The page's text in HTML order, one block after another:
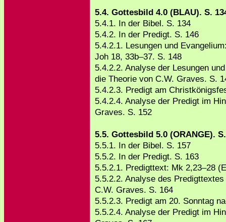
5.4. Gottesbild 4.0 (BLAU). S.
5.4.1. In der Bibel. S. 134
5.4.2. In der Predigt. S. 146
5.4.2.1. Lesungen und
Joh 18, 33b–37. S. 148
5.4.2.2. Analyse der Lesungen
die Theorie von C.W. Graves. S.
5.4.2.3. Predigt am
5.4.2.4. Analyse der Predigt im
Graves. S. 152
5.5. Gottesbild 5.0 (ORANGE).
5.5.1. In der Bibel. S. 157
5.5.2. In der Predigt. S. 163
5.5.2.1. Predigttext: Mk 2,23–28
5.5.2.2. Analyse des
C.W. Graves. S. 164
5.5.2.3. Predigt am 20. Sonntag
5.5.2.4. Analyse der Predigt im